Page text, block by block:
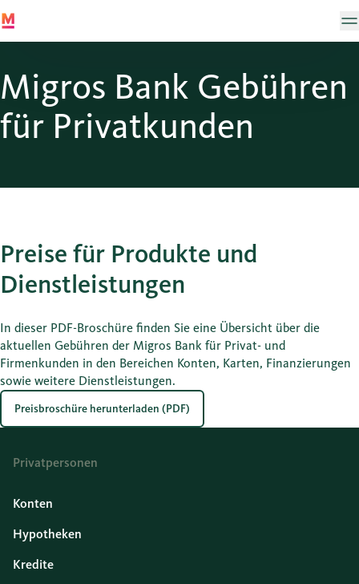
Migros Bank Gebühren
für Privatkunden
Preise für Produkte und
Dienstleistungen
In dieser PDF-Broschüre finden Sie eine Übersicht über die
aktuellen Gebühren der Migros Bank für Privat- und
Firmenkunden in den Bereichen Konten, Karten, Finanzierungen
sowie weitere Dienstleistungen.
Preisbroschüre herunterladen (PDF)
Privatpersonen
Konten
Hypotheken
Kredite